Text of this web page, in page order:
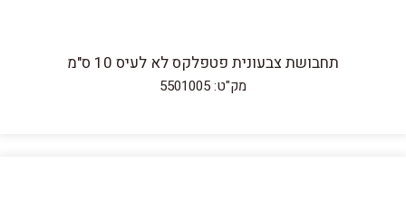
תחבושת צבעונית פטפלקס לא לעיס 10 ס"מ
מק"ט: 5501005